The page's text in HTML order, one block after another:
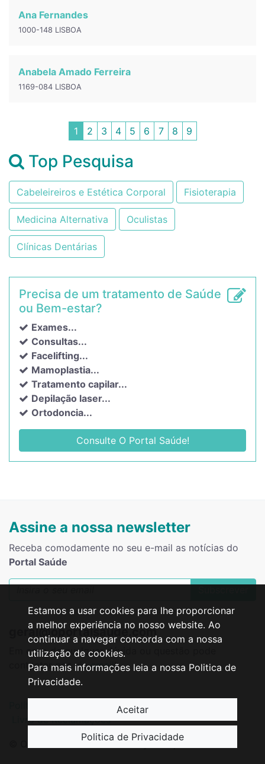
Ana Fernandes
1000-148 LISBOA
Anabela Amado Ferreira
1169-084 LISBOA
1 2 3 4 5 6 7 8 9
Top Pesquisa
Cabeleireiros e Estética Corporal Fisioterapia
Medicina Alternativa Oculistas
Clínicas Dentárias
Precisa de um tratamento de Saúde
ou Bem-estar?
Exames...
Consultas...
Facelifting...
Mamoplastia...
Tratamento capilar...
Depilação laser...
Ortodoncia...
Consulte O Portal Saúde!
Assine a nossa newsletter
Receba comodamente no seu e-mail as notícias do
Portal Saúde
geral@oportalsaude.com
Em caso de qualquer dúvida ou questão pode
contactar-nos viaemail!
Resolução de Litígios
Livro de Reclamações
© O Portal Saúde · Powered by
Estamos a usar cookies para lhe proporcionar
a melhor experiência no nosso website. Ao
continuar a navegar concorda com a nossa
utilização de cookies.
Para mais informações leia a nossa Politica de
Privacidade.
Aceitar
Politica de Privacidade